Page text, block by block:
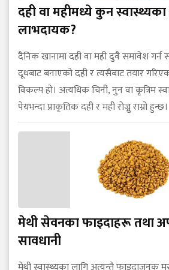
दही वा महीमध्ये कुन
लाभदायक?
दैनिक खानामा दही वा मही दुवै समावेश गर्न
दूधबाट बनाएको दही र त्यसैबाट तयार
विकल्प हो। अत्यधिक चिनी, नुन वा कृत्रिम
पेयभन्दा प्राकृतिक दही र मही रोज्नु राम्रो हुन्छ।
मेथी सेवनका फाइदाहरू तथा
सावधानी